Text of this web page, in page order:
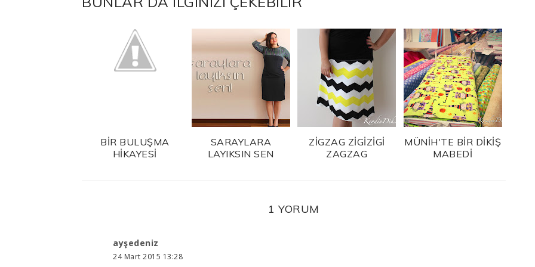
BİR BULUŞMA
HİKAYESİ
SARAYLARA
LAYIKSIN SEN
ZİGZAG ZİGİZİGİ
ZAGZAG
MÜNİH'TE BİR DİKİŞ
MABEDİ
1 YORUM
ayşedeniz
24 Mart 2015 13:28